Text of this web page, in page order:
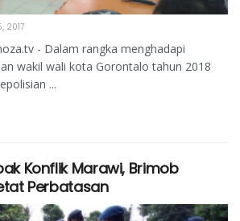
2017
- Dalam rangka menghadapi
wakil wali kota Gorontalo tahun 2018
...
Konflik Marawi, Brimob
Perbatasan